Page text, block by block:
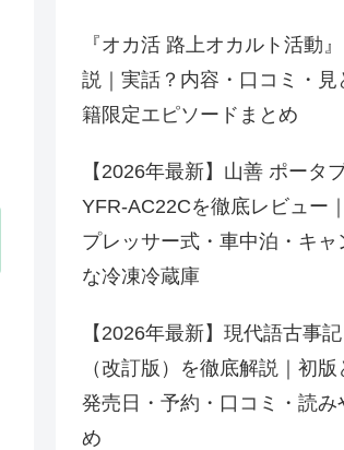
『オカ活 路上オカルト活動
説｜実話？内容・口コミ・見
籍限定エピソードまとめ
【2026年最新】山善 ポータ
YFR-AC22Cを徹底レビュー
プレッサー式・車中泊・キャ
な冷凍冷蔵庫
【2026年最新】現代語古事
（改訂版）を徹底解説｜初版
発売日・予約・口コミ・読み
め